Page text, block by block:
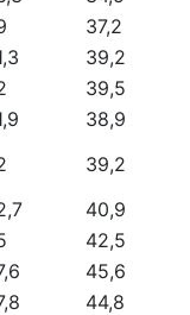
37,2
39,2
39,5
38,9
39,2
40,9
42,5
45,6
44,8